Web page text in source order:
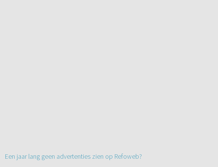
Een jaar lang geen advertenties zien op Refoweb?